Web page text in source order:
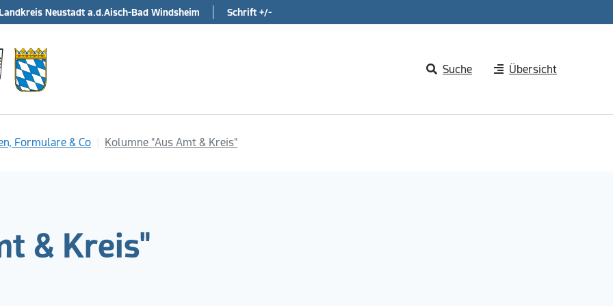
Neustadt a.d.Aisch-Bad Windsheim Schrift +/-
Suche Übersicht
Formulare & Co Kolumne "Aus Amt & Kreis"
& Kreis"